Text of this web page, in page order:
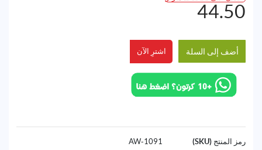
44.50
أضف إلى السلة اشترِ الآن
رمز المنتج (SKU)
1091-AW